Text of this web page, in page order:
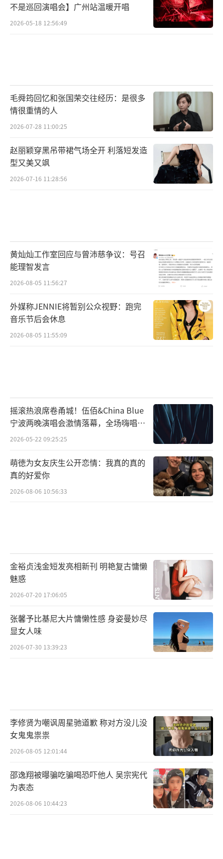
盛大和恢弘。导演曾坦言道：“《沙丘》的主
题之一是关于大自然，无限贴近现实对我而言
和美国华纳兄弟探索集团携手打造，影片内地
已定档2024年3月8日全国上映，敬请期待！
任编辑：李劲 CK005）
不是巡回演唱会】广州站温暖开唱
2026-05-18 12:56:49
毛舜筠回忆和张国荣交往经历：是很多
情很重情的人
2026-07-28 11:00:25
赵丽颖穿黑吊带裙气场全开 利落短发造
型又美又飒
2026-07-16 11:28:56
黄灿灿工作室回应与曾沛慈争议：号召
能理智发言
2026-08-05 11:56:27
外媒称JENNIE将暂别公众视野：跑完
音乐节后会休息
2026-08-05 11:55:09
摇滚热浪席卷甬城！伍佰&China Blue
宁波两晚演唱会激情落幕，全场嗨唱氛
围炸裂
2026-05-22 09:25:25
萌徳为女友庆生公开恋情：我真的真的
真的好爱你
2026-08-06 10:56:33
金裕贞浅金短发亮相新刊 明艳复古慵懒
魅惑
2026-07-20 17:06:05
张馨予比基尼大片慵懒性感 身姿曼妙尽
显女人味
2026-07-30 13:39:23
李修贤为嘲讽周星驰道歉 称对方没儿没
女鬼鬼祟祟
2026-08-05 12:01:44
邵逸翔被曝骗吃骗喝恐吓他人 吴宗宪代
为表态
2026-08-06 10:44:23